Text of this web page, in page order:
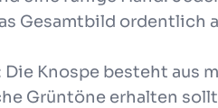
Gesamtbild ordentlich
Knospe besteht aus
Grüntöne erhalten